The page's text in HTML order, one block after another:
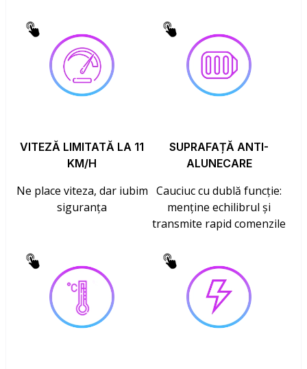
VITEZĂ LIMITATĂ LA 11
KM/H
Ne place viteza, dar iubim
siguranța
SUPRAFAȚĂ ANTI-
ALUNECARE
Cauciuc cu dublă funcție:
menține echilibrul și
transmite rapid comenzile